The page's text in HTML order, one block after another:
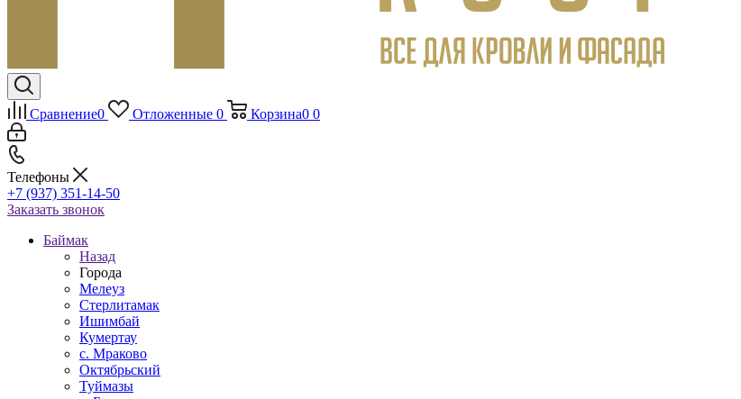
Сравнение0 Отложенные 0 Корзина0 0
Телефоны
+7 (937) 351-14-50
Заказать звонок
Баймак
Назад
Города
Мелеуз
Стерлитамак
Ишимбай
Кумертау
c. Мраково
Октябрьский
Туймазы